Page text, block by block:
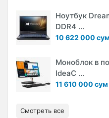
Ноутбук
DDR4 ...
10 622 000 сум
Моноблок в
IdeaC ...
11 610 000 сум
Смотреть все